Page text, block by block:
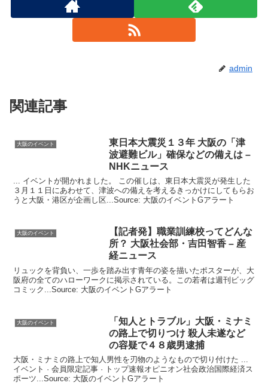
admin
関連記事
大阪のイベント 東日本大震災１３年 大阪の「津
波避難ビル」確保などの備えは –
NHKニュース
... イベントが開かれました。 この催しは、東日本大震災が発生した
３月１１日にあわせて、津波への備えを考えるきっかけにしてもらお
うと大阪・港区が企画し区...Source: 大阪のイベントGアラート
大阪のイベント
【記者発】職業訓練校ってどんな
所？ 大阪社会部・吉田智香 – 産
経ニュース
リュックを背負い、一歩を踏み出す青年の姿を描いたポスターが、大
阪府の全てのハローワークに掲示されている。この若者は週刊ビッグ
コミック...Source: 大阪のイベントGアラート
大阪のイベント 「知人とトラブル」 大阪 ・ミナミ
の路上で切りつけ 殺人未遂など
の容疑で４８歳男逮捕
大阪・ミナミの路上で知人男性を刃物のようなもので切り付けた ...
イベント · 会員限定記事 · トップ速報オピニオン社会政治国際経済ス
ポーツ...Source: 大阪のイベントGアラート